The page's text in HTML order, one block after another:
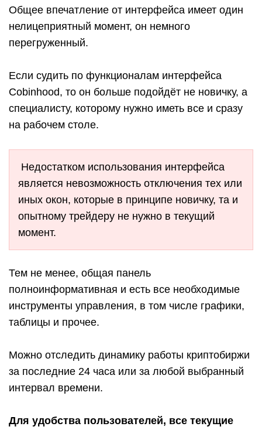
Общее впечатление от интерфейса имеет один
нелицеприятный момент, он немного
перегруженный.
Если судить по функционалам интерфейса
Cobinhood, то он больше подойдёт не новичку, а
специалисту, которому нужно иметь все и сразу
на рабочем столе.
Недостатком использования интерфейса
является невозможность отключения тех или
иных окон, которые в принципе новичку, та и
опытному трейдеру не нужно в текущий
момент.
Тем не менее, общая панель
полноинформативная и есть все необходимые
инструменты управления, в том числе графики,
таблицы и прочее.
Можно отследить динамику работы криптобиржи
за последние 24 часа или за любой выбранный
интервал времени.
Для удобства пользователей, все текущие